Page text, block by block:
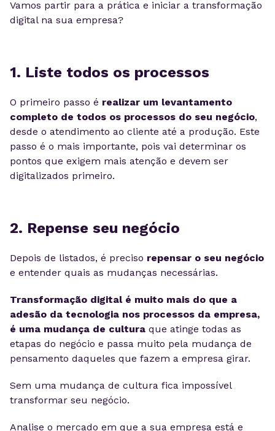
Vamos partir para a prática e iniciar a transformação
digital na sua empresa?
1. Liste todos os processos
O primeiro passo é realizar um levantamento
completo de todos os processos do seu negócio,
desde o atendimento ao cliente até a produção. Este
passo é o mais importante, pois vai determinar os
pontos que exigem mais atenção e devem ser
digitalizados primeiro.
2. Repense seu negócio
Depois de listados, é preciso repensar o seu negócio
e entender quais as mudanças necessárias.
Transformação digital é muito mais do que a
adesão da tecnologia nos processos da empresa,
é uma mudança de cultura que atinge todas as
etapas do negócio e passa muito pela mudança de
pensamento daqueles que fazem a empresa girar.
Sem uma mudança de cultura fica impossível
transformar seu negócio.
Analise o mercado em que a sua empresa está e